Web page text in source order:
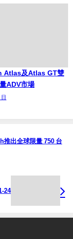
Atlas及Atlas GT雙
ADV市場
出全球限量 750 台
24